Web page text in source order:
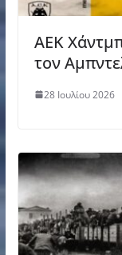
AEK
τον
28 Ιουλίου 2026